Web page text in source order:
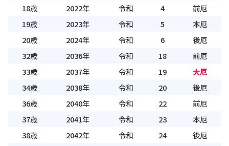
18歳
2022年 令和 4
前厄
19歳
2023年 令和 5
本厄
20歳
2024年 令和 6
後厄
32歳
2036年 令和 18
前厄
33歳
2037年 令和 19
大厄
34歳
2038年 令和 20
後厄
36歳
2040年 令和 22
前厄
37歳
2041年 令和 23
本厄
38歳
2042年 令和 24
後厄